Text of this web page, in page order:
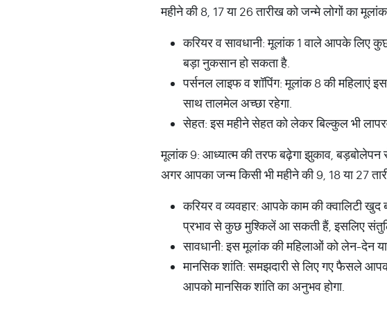
महीने की 8, 17 या 26 तारीख को जन्मे लोगों का
करियर व सावधानी: मूलांक 1 वाले आपके लिए
बड़ा नुकसान हो सकता है.
पर्सनल लाइफ व शॉपिंग: मूलांक 8 की महिलाएं
साथ तालमेल अच्छा रहेगा.
सेहत: इस महीने सेहत को लेकर बिल्कुल भी
मूलांक 9: आध्यात्म की तरफ बढ़ेगा झुकाव, बड़बोलेपन
अगर आपका जन्म किसी भी महीने की 9, 18 या 27
करियर व व्यवहार: आपके काम की क्वालिटी
प्रभाव से कुछ मुश्किलें आ सकती हैं, इसलिए
सावधानी: इस मूलांक की महिलाओं को लेन-देन
मानसिक शांति: समझदारी से लिए गए फैसले
आपको मानसिक शांति का अनुभव होगा.